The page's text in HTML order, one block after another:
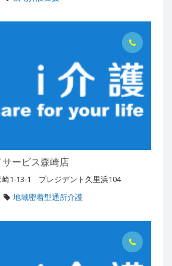
ービス森崎店
1-13-1 プレジデント久里浜104
地域密着型通所介護